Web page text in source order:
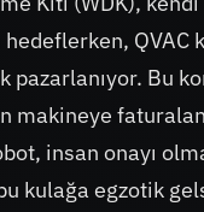
QVAC
pazarlanıyor. Bu
makineye
insan onayı
kulağa egzotik